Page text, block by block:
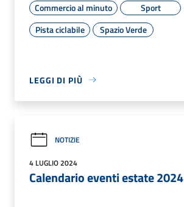
Commercio al minuto
Sport
Pista ciclabile
Spazio Verde
LEGGI DI PIÙ
NOTIZIE
4 LUGLIO 2024
Calendario eventi estate 2024